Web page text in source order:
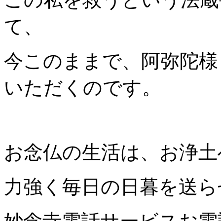
て、
今このままで、阿弥陀
いただくのです。
お念仏の生活は、お浄
力強く毎日の日暮を送